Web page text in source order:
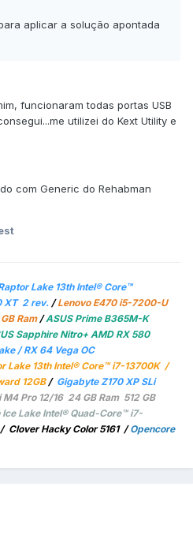
aplicar a solução apontada
funcionaram todas portas USB
utilizei do Kext Utility e
com Generic do Rehabman
Lake 13th Intel® Core™
XT 2 rev. / Lenovo E470 i5-7200-U
Ram / ASUS Prime B365M-K
Sapphire Nitro+ AMD RX 580
/ RX 64 Vega OC
Lake 13th Intel® Core™ i7-13700K /
12GB / Gigabyte Z170 XP SLi
M4 Pro 12/16 24 GB Ram 512 GB
Lake Intel® Quad-Core™ i7-
/ Clover Hacky Color 5161 / Opencore